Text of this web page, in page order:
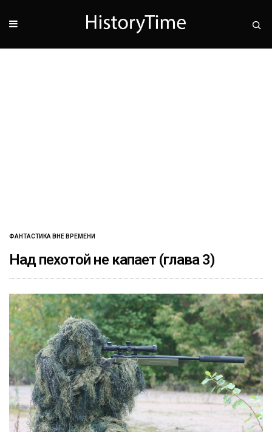
ФАНТАСТИКА ВНЕ ВРЕМЕНИ
Над пехотой не капает (глава 3)